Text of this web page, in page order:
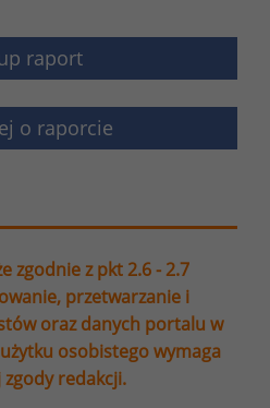
raport
o raporcie
zgodnie z pkt 2.6 - 2.7
przetwarzanie i
oraz danych portalu w
osobistego wymaga
redakcji.